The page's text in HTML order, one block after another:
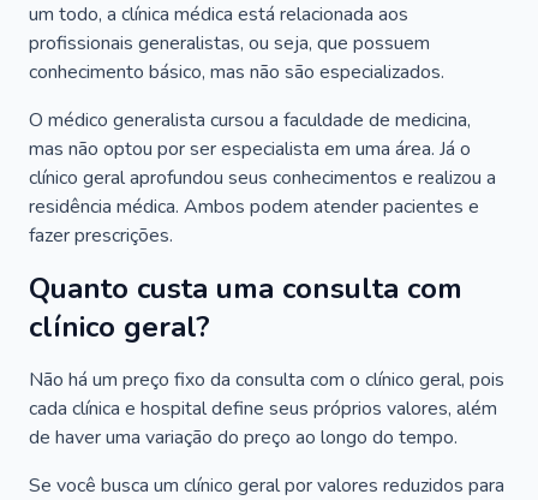
um todo, a clínica médica está relacionada aos
profissionais generalistas, ou seja, que possuem
conhecimento básico, mas não são especializados.
O médico generalista cursou a faculdade de medicina,
mas não optou por ser especialista em uma área. Já o
clínico geral aprofundou seus conhecimentos e realizou a
residência médica. Ambos podem atender pacientes e
fazer prescrições.
Quanto custa uma consulta com
clínico geral?
Não há um preço fixo da consulta com o clínico geral, pois
cada clínica e hospital define seus próprios valores, além
de haver uma variação do preço ao longo do tempo.
Se você busca um clínico geral por valores reduzidos para